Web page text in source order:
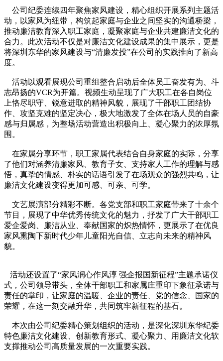
公司纪委连续四年聚焦家风建设，精心组织开展系列主题活
动，以家风为纽带，构筑起家庭与企业之间坚实的沟通桥梁，
推动廉洁教育深入职工家庭，凝聚家庭与企业共建廉洁文化的
合力。此次活动不仅是对廉洁文化建设成果的集中展示，更是
将深圳东华的家风建设与“清廉发投”在公司的实践推向了新高
度。
活动以观看展现公司重组整合启动后全体员工奋发有为、斗
志昂扬的VCR为开篇。视频生动呈现了广大职工在各自岗位
上恪尽职守、锐意进取的精神风貌，展现了干部职工团结协
作、攻坚克难的坚定决心，极大地激发了全体在场人员的自豪
感与归属感，为整场活动营造出积极向上、凝心聚力的浓厚氛
围。
在家属分享环节，职工家属代表结合自身家庭的实际，分享
了他们对涵养清廉家风、教育子女、支持家人工作的理解与感
悟，真挚的情感、朴实的话语引发了在场观众的强烈共鸣，让
廉洁文化建设变得更加可感、可亲、可学。
文艺展演部分精彩不断。各党支部和职工家庭带来了十余个
节目，展现了中华优秀传统文化的魅力，抒发了广大干部职工
爱企爱岗、廉洁从业、奉献国家的炽热情怀，更展示了在优良
家风熏陶下新时代少年儿童阳光自信、立志向未来的精神风
貌。
活动还设置了“家风润心作风淳 强企报国新征程”主题承诺仪
式，公司领导带头，全体干部职工和家属庄重印下象征承诺与
责任的掌印，让家庭的温暖、企业的责任、党的信念、国家的
荣耀，在这一刻交融升华，共同筑牢新征程的基石。
本次由公司纪委精心策划组织的活动，是深化深圳东华纪委
特色廉洁文化建设、创新教育形式、凝心聚力、用廉洁文化软
支撑推动公司高质量发展的一次重要实践。